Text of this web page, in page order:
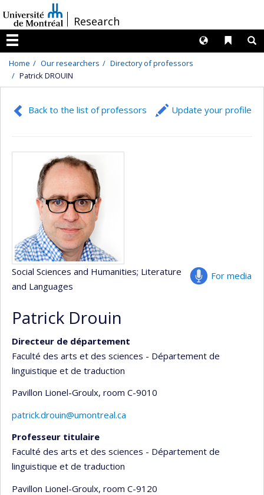
au
contenu
/Research
Menu
Liens
Langues
Home Our researchers
Directory of professors
Patrick DROUIN
Back to the list of professors Update your profile
For media
Social Sciences and Humanities; Literature
and Languages
Patrick Drouin
Directeur de département
Faculté des arts et des sciences - Département de
linguistique et de traduction
Pavillon Lionel-Groulx, room C-9010
patrick.drouin@umontreal.ca
Professeur titulaire
Faculté des arts et des sciences - Département de
linguistique et de traduction
Pavillon Lionel-Groulx, room C-9120